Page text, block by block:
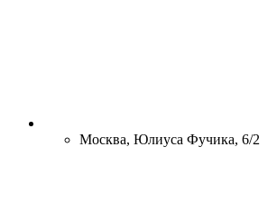
Москва, Юлиуса Фучика, 6/2